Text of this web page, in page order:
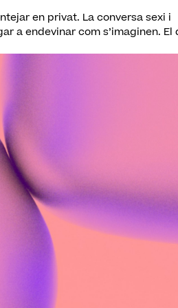
en privat. La conversa sexi i
a endevinar com s’imaginen. El